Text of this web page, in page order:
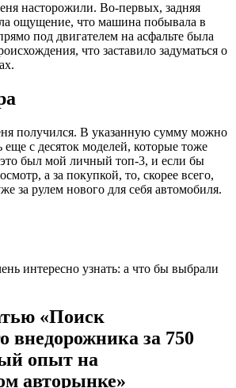
насторожили. Во-первых, задняя
ощущение, что машина побывала в
под двигателем на асфальте была
что заставило задуматься о
получился. В указанную сумму можно
с десяток моделей, которые тоже
был мой личный топ-3, и если бы
а за покупкой, то, скорее всего,
за рулем нового для себя автомобиля.
интересно узнать: а что бы выбрали
«Поиск
внедорожника за 750
опыт на
авторынке»